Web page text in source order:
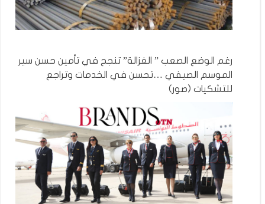
رغم الوضع الصعب ” الغزالة” تنجح في تأمين حسن سير
الموسم الصيفي …تحسن في الخدمات وتراجع
للتشكيات (صور)